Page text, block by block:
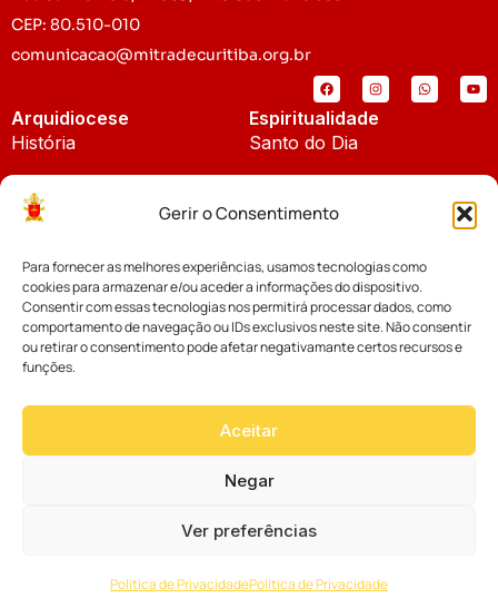
Gerir o Consentimento
Para fornecer as melhores experiências, usamos tecnologias como
cookies para armazenar e/ou aceder a informações do dispositivo.
Consentir com essas tecnologias nos permitirá processar dados, como
comportamento de navegação ou IDs exclusivos neste site. Não consentir
ou retirar o consentimento pode afetar negativamante certos recursos e
funções.
Aceitar
Negar
Ver preferências
Política de PrivacidadePolítica de Privacidade
CEP: 80.510-010
comunicacao@mitradecuritiba.org.br
Arquidiocese
História
Padroeira
Espiritualidade
Santo do Dia
Notícias
Notícias da Arquidiocese
Notícias Cáritas
Palavra dos Bispos
Cúria Diocesana
Fundo Diocesano
Vicariatos da Educação
Eventos
por